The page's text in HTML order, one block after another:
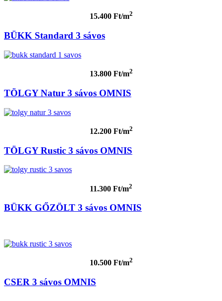
15.400 Ft/m2
BÜKK Standard 3 sávos
13.800 Ft/m2
TÖLGY Natur 3 sávos OMNIS
12.200 Ft/m2
TÖLGY Rustic 3 sávos OMNIS
11.300 Ft/m2
BÜKK GŐZÖLT 3 sávos OMNIS
10.500 Ft/m2
CSER 3 sávos OMNIS